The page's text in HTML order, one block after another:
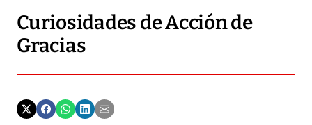
Curiosidades de Acción de
Gracias